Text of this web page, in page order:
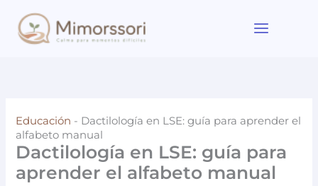
contenido
Educación - Dactilología en LSE: guía para aprender el
alfabeto manual
Dactilología en LSE: guía para
aprender el alfabeto manual